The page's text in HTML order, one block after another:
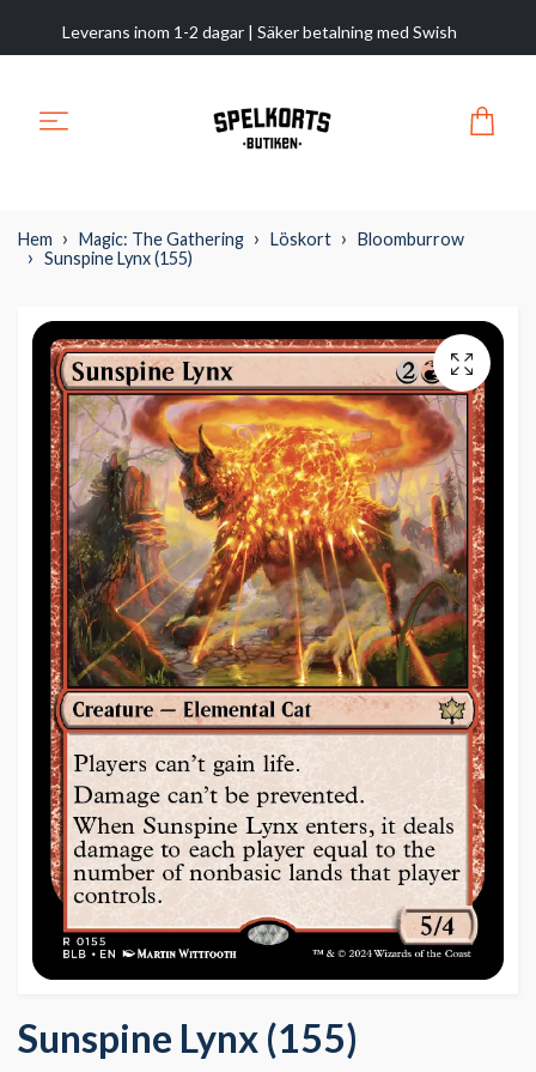
Leverans inom 1-2 dagar | Säker betalning med Swish
Hem Magic: The Gathering Löskort
Bloomburrow
Sunspine Lynx (155)
Sunspine Lynx (155)